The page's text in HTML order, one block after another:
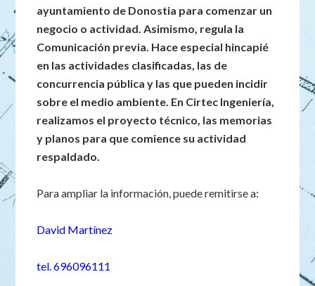
ayuntamiento de Donostia para comenzar un
negocio o actividad. Asimismo, regula la
Comunicación previa. Hace especial hincapié
en las actividades clasificadas, las de
concurrencia pública y las que pueden incidir
sobre el medio ambiente. En Cirtec Ingeniería,
realizamos el proyecto técnico, las memorias
y planos para que comience su actividad
respaldado.
Para ampliar la información, puede remitirse a:
David Martínez
tel. 696096111